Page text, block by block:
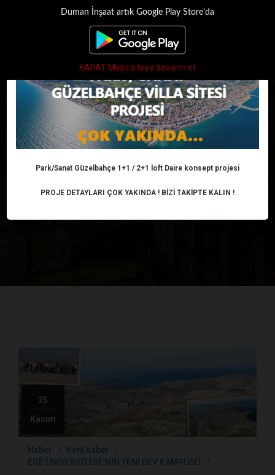
Duman İnşaat artık Google Play Store'da
KAPAT Mobil siteye devarm et
EGE ÜNİVERSİTESİ
'NİN YENİ DEV
KAMPÜSÜ
EGE ÜNİVERSİTESİ 'NİN YENİ DEV KAMPÜSÜ
25
Kasım
Haber
Kent haber
EGE ÜNİVERSİTESİ 'NİN YENİ DEV KAMPÜSÜ
Park/Sanat Güzelbahçe 1+1 / 2+1 loft Daire konsept projesi
PROJE DETAYLARI ÇOK YAKINDA ! BİZİ TAKİPTE KALIN !